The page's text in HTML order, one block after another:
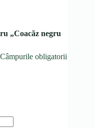
„Coacăz negru
Câmpurile obligatorii